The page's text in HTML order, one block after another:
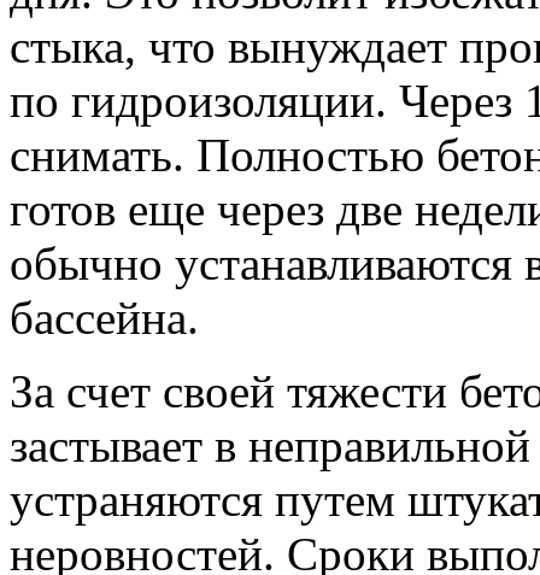
стыка, что вынуждает
по гидроизоляции.
снимать. Полностью
готов еще через две
обычно устанавливаются
бассейна.
За счет своей тяжести
застывает в
устраняются путем
неровностей. Сроки